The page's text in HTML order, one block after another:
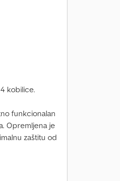
kobilice.
funkcionalan
Opremljena je
zaštitu od